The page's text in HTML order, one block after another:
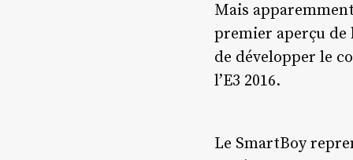
Mais
premier aperçu de
de développer le
l’E3 2016.
Le SmartBoy